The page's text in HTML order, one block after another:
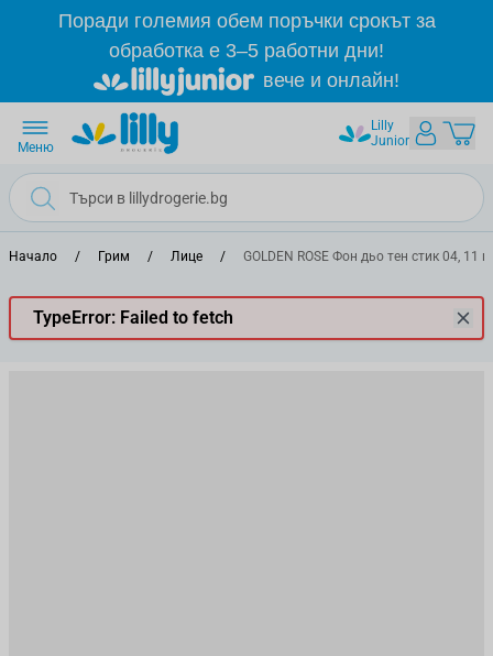
Прескачане към съдържанието
Поради големия обем поръчки срокът за
обработка е 3–5 работни дни!
вече и онлайн!
Lilly
Junior
Меню
Начало / Грим / Лице / GOLDEN ROSE Фон дьо тен стик 04, 11
TypeError: Failed to fetch